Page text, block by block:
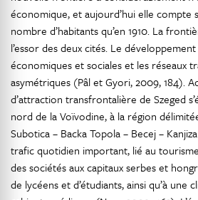
économique, et aujourd’hui elle compte
nombre d’habitants qu’en 1910. La
l’essor des deux cités. Le
économiques et sociales et les réseaux
asymétriques (Pâl et Gyori, 2009, 184).
d’attraction transfrontalière de Szeged
nord de la Voïvodine, à la région
Subotica – Backa Topola – Becej –
trafic quotidien important, lié au
des sociétés aux capitaux serbes et
de lycéens et d’étudiants, ainsi qu’à une